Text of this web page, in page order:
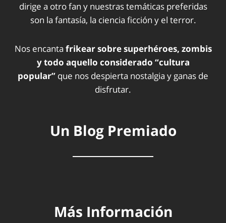
dirige a otro fan y nuestras temáticas preferidas
son la fantasía, la ciencia ficción y el terror.
Nos encanta frikear sobre superhéroes, zombis
y todo aquello considerado “cultura
popular” que nos despierta nostalgia y ganas de
disfrutar.
Un Blog Premiado
Más Información